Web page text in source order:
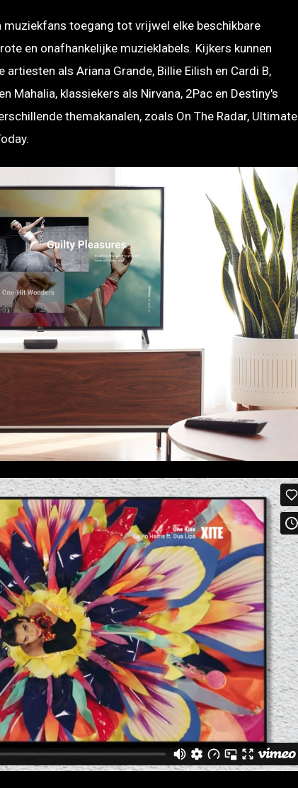
toegang tot vrijwel elke beschikbare
en onafhankelijke muzieklabels. Kijkers kunnen
als Ariana Grande, Billie Eilish en Cardi B,
Mahalia, klassiekers als Nirvana, 2Pac en Destiny's
themakanalen, zoals On The Radar, Ultimate